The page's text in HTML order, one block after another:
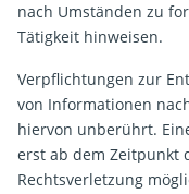
nach Umständen zu
Tätigkeit hinweisen.
Verpflichtungen zur
von Informationen
hiervon unberührt.
erst ab dem Zeitpunkt
Rechtsverletzung